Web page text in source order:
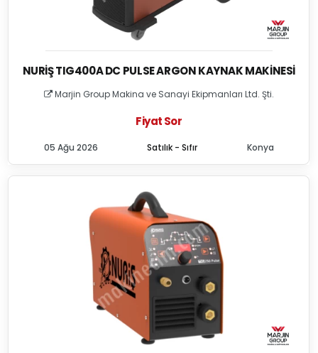
NURIŞ TIG400A DC PULSE ARGON KAYNAK MAKINESI
Marjin Group Makina ve Sanayi Ekipmanları Ltd. Şti.
Fiyat Sor
Satılık - Sıfır
05 Ağu 2026 Konya